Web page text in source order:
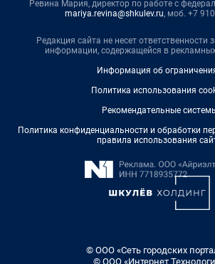
Ревина Мария, директор по работе с
mariya.revina@shkulev.ru, моб. +7
Редакция сайта не несет ответственности
информации, содержащейся в
Информация об
Политика использования
Рекомендательные
Политика конфиденциальности и обработки
правила использования
© ООО «Сеть городских
© ООО «Интернет